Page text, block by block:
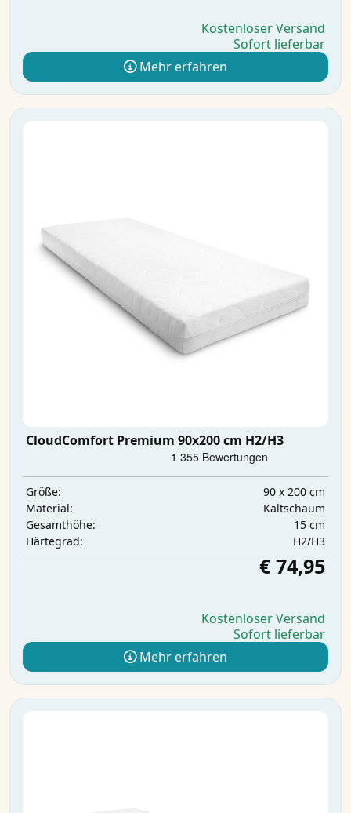
Kostenloser Versand
Sofort lieferbar
Mehr erfahren
CloudComfort Premium 90x200 cm H2/H3
Größe:
90 x 200 cm
Material:
Kaltschaum
Gesamthöhe:
15 cm
Härtegrad:
H2/H3
€ 74,95
Kostenloser Versand
Sofort lieferbar
Mehr erfahren